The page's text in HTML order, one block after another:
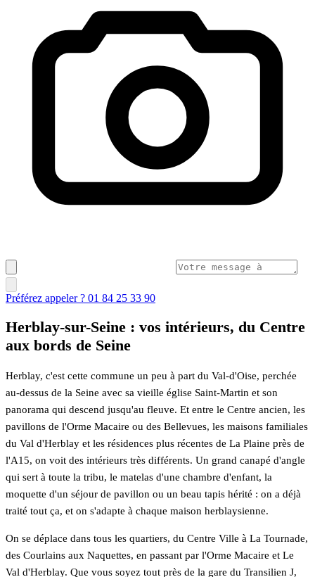
Préférez appeler ? 01 84 25 33 90
Herblay-sur-Seine : vos intérieurs, du Centre
aux bords de Seine
Herblay, c'est cette commune un peu à part du Val-d'Oise, perchée
au-dessus de la Seine avec sa vieille église Saint-Martin et son
panorama qui descend jusqu'au fleuve. Et entre le Centre ancien, les
pavillons de l'Orme Macaire ou des Bellevues, les maisons familiales
du Val d'Herblay et les résidences plus récentes de La Plaine près de
l'A15, on voit des intérieurs très différents. Un grand canapé d'angle
qui sert à toute la tribu, le matelas d'une chambre d'enfant, la
moquette d'un séjour de pavillon ou un beau tapis hérité : on a déjà
traité tout ça, et on s'adapte à chaque maison herblaysienne.
On se déplace dans tous les quartiers, du Centre Ville à La Tournade,
des Courlains aux Naquettes, en passant par l'Orme Macaire et Le
Val d'Herblay. Que vous soyez tout près de la gare du Transilien J,